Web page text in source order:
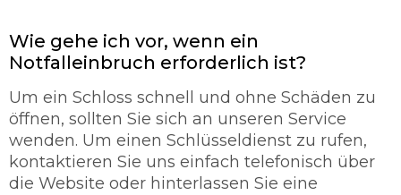
spielt es keine Rolle, ob es sich hier um ein
Garagentor handelt oder um eine Autotür. In
den meisten Fällen gelingt es den
Fachmänner Schloss mit ohne Schäden zu
öffnen. Unser Schlüsseldienst verspricht Ihnen
eine schnelle und sorgfältige Türöffung mit
95% ohne Beschädigung.
Wie gehe ich vor, wenn ein
Notfalleinbruch erforderlich ist?
Um ein Schloss schnell und ohne Schäden zu
öffnen, sollten Sie sich an unseren Service
wenden. Um einen Schlüsseldienst zu rufen,
kontaktieren Sie uns einfach telefonisch über
die Website oder hinterlassen Sie eine